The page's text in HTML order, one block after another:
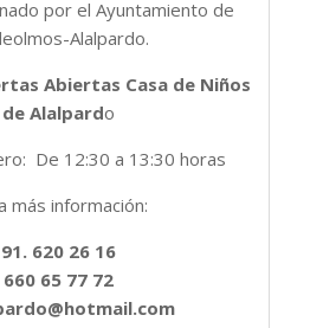
por el Ayuntamiento de
Alalpardo.
Abiertas Casa de Niños
de Alalpardo
De 12:30 a 13:30 horas
más información:
91. 620 26 16
660 65 77 72